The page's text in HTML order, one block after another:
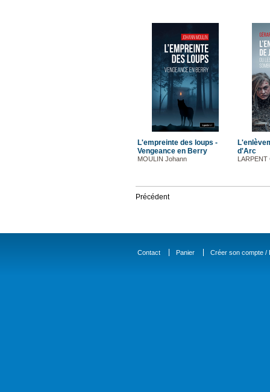
L'empreinte des loups -
Vengeance en Berry
MOULIN Johann
d'Arc
LARPENT
Précédent
Contact Panier Créer son compte /